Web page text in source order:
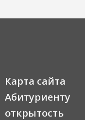
Карта сайта
Абитуриенту
открытость